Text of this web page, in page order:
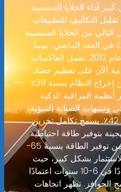
أداء الخلايا الشمسية
التكاليف للتطبيقات
التالي من الخلايا الشمسية
الصناعية من 18٪ إلى أكثر من 26٪ في العقد الماضي، بينما
انخفضت التكاليف بنسبة 85٪ منذ عام 2012. تعمل العاكسات
الآن على تعظيم حصاد
الطاقة من كل محطة، مما يزيد من إخراج النظام بنسبة 38٪
أنظمة المراقبة الذكية
الصيانة التنبؤية،
مما يقلل التكاليف التشغيلية بنسبة 42٪. يسمح تكامل تخزين
بتوفير طاقة احتياطية
وتحسين وقت الاستخدام، مما يزيد من توفير الطاقة بنسبة 65-
بشكل كبير، حيث
تحقق المشاريع الهجينة عادةً استردادًا في 6-10 سنوات اعتمادًا
الحوافز. تظهر اتجاهات